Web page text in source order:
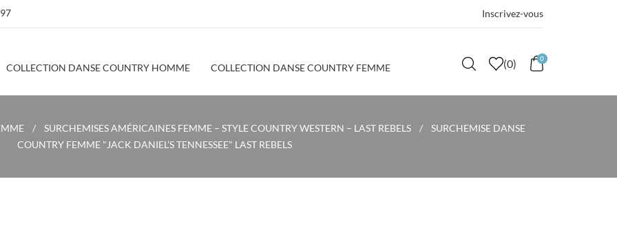
Inscrivez-vous
COLLECTION DANSE COUNTRY HOMME COLLECTION DANSE COUNTRY FEMME (0) 0
SURCHEMISES AMÉRICAINES FEMME – STYLE COUNTRY WESTERN – LAST REBELS
SURCHEMISE DANSE
COUNTRY FEMME "JACK DANIEL’S TENNESSEE" LAST REBELS